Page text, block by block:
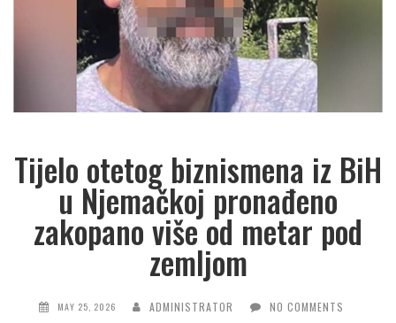
Tijelo otetog biznismena iz BiH
u Njemačkoj pronađeno
zakopano više od metar pod
zemljom
MAY 25, 2026 ADMINISTRATOR NO COMMENTS